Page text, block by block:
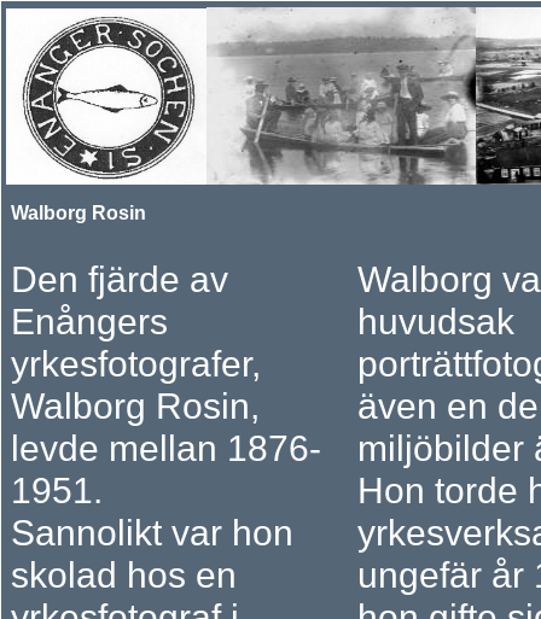
Walborg Rosin
Den fjärde av
Enångers
yrkesfotografer,
Walborg Rosin,
levde mellan 1876-
1951.
Sannolikt var hon
skolad hos en
Walborg
huvudsak
även en
miljöbilder
Hon torde
ungefär år